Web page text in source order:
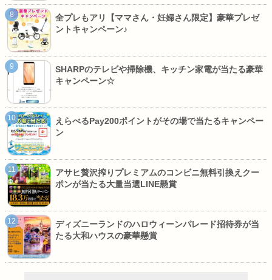
全プレもアリ【ママさん・妊婦さん限定】豪華プレゼ
ントキャンペーン♪
SHARPのテレビや掃除機、キッチン家電が当たる豪華
キャンペーン☆
えらべるPay200ポイントがその場で当たるキャンペー
ン
アサヒ贅沢搾りプレミアムのコンビニ無料引換えクー
ポンが当たる大量当選LINE懸賞
ディズニーランドのハロウィーンパレード招待券が当
たる大和ハウスの豪華懸賞